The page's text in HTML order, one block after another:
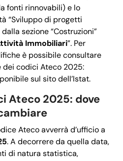
fonti rinnovabili) e lo
“Sviluppo di progetti
sezione “Costruzioni”
Immobiliari”. Per
è possibile consultare
dei codici Ateco 2025:
sul sito dell’Istat.
Ateco 2025: dove
Ateco avverrà d’ufficio a
. A decorrere da quella data,
di natura statistica,